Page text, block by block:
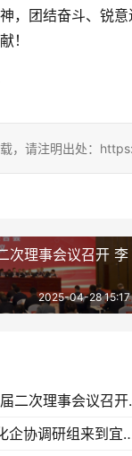
，团结奋斗、锐
！
，请注明出处：
次理事会议召开 李
2025-04-28 15:17
中国石油
对标世界一流 成为世界一流